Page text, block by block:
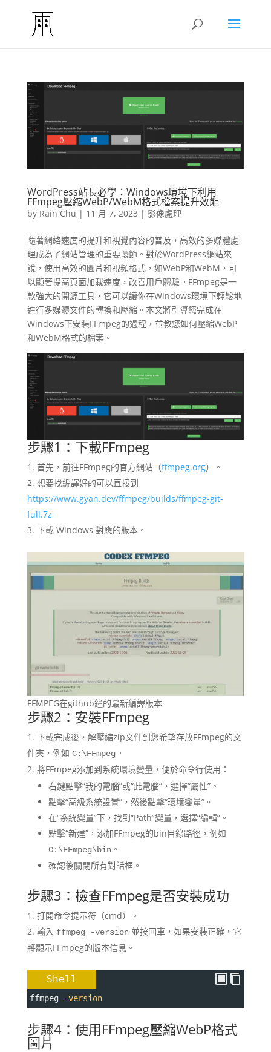
WordPress站長必學：Windows環境下利用
FFmpeg壓縮WebP/WebM格式檔案提升效能
by Rain Chu | 11 月 7, 2023 | 影像處理
隨著網絡速度的提升和視覺內容的普及，高效的多媒體處
理成為了網站管理的重要環節。對於WordPress網站來
說，使用高效的圖片和視頻格式，如WebP和WebM，可
以顯著提高頁面加載速度，改善用戶體驗。FFmpeg是一
款強大的開源工具，它可以讓你在Windows環境下輕鬆地
進行多媒體文件的轉換和壓縮。本文將引導您完成在
Windows下安裝FFmpeg的過程，並教您如何壓縮WebP
和WebM格式的檔案。
步驟1：下載FFmpeg
首先，前往FFmpeg的官方網站（ffmpeg.org）。
想要找編譯好的可以直接到
https://www.gyan.dev/ffmpeg/builds/ffmpeg-git-
full.7z
下載 Windows 對應的版本。
FFMPEG在github鐘的最新編譯版本
步驟2：安裝FFmpeg
下載完成後，解壓縮zip文件到您希望存放FFmpeg的文
件夾，例如 C:\FFmpeg。
將FFmpeg添加到系統環境變量，便於命令行使用：
右鍵點擊“我的電腦”或“此電腦”，選擇“屬性”。
點擊“高級系統設置”，然後點擊“環境變量”。
在“系統變量”下，找到“Path”變量，選擇“編輯”。
點擊“新建”，添加FFmpeg的bin目錄路徑，例如
C:\FFmpeg\bin。
確認後關閉所有對話框。
步驟3：檢查FFmpeg是否安裝成功
打開命令提示符（cmd）。
輸入 ffmpeg -version並按回車，如果安裝正確，它
將顯示FFmpeg的版本信息。
Shell
ffmpeg -version
步驟4：使用FFmpeg壓縮WebP格式
圖片